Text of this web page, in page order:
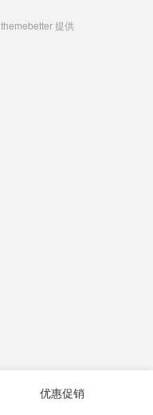
themebetter提供
优惠促销